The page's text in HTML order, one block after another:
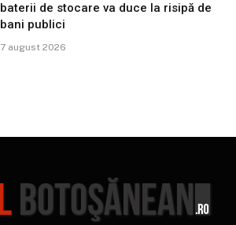
baterii de stocare va duce la risipă de
bani publici
7 august 2026